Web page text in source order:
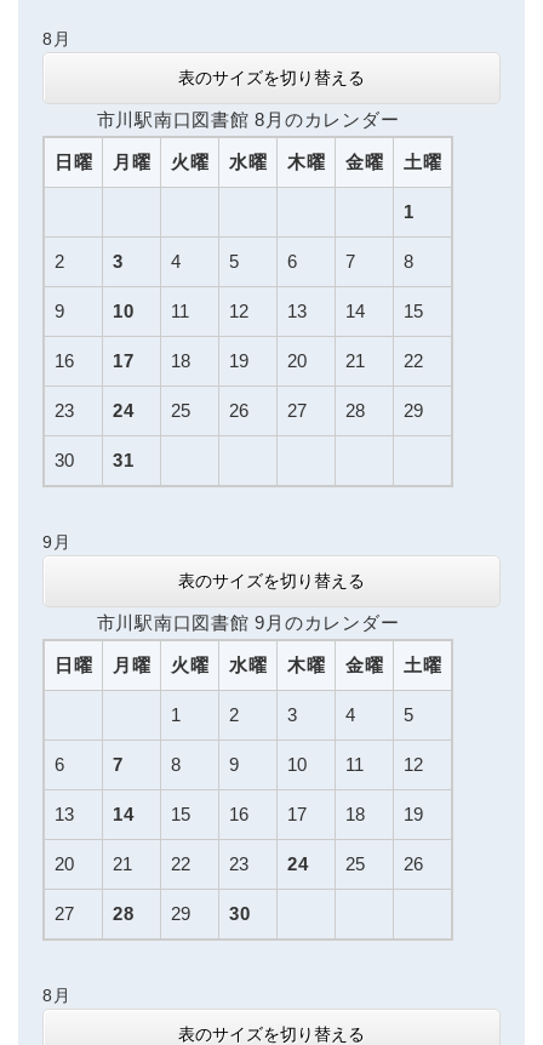
8月
表のサイズを切り替える
市川駅南口図書館 8月のカレンダー
日曜 月曜 火曜 水曜 木曜 金曜 土曜
1
2 3 4 5 6 7 8
9 10 11 12 13 14 15
16 17 18 19 20 21 22
23 24 25 26 27 28 29
30 31
9月
表のサイズを切り替える
市川駅南口図書館 9月のカレンダー
日曜 月曜 火曜 水曜 木曜 金曜 土曜
1 2 3 4 5
6 7 8 9 10 11 12
13 14 15 16 17 18 19
20 21 22 23 24 25 26
27 28 29 30
8月
表のサイズを切り替える